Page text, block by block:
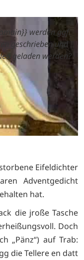
werden ggf.
geschrieben und
geladen werden?
Eifeldichter
Adventgedicht
hat.
die jroße Tasche
Doch
„Pänz“) auf Trab:
die Tellere en datt